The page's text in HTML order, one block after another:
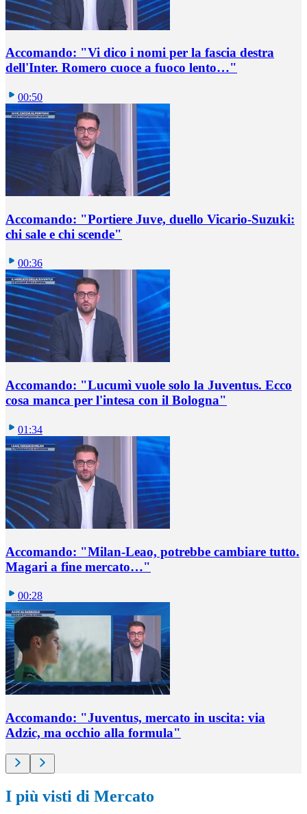
Accomando: "Vi dico i nomi per la fascia destra
dell'Inter. Romero cuoce a fuoco lento…"
00:50
Accomando: "Portiere Juve, duello Vicario-Suzuki:
chi sale e chi scende"
00:36
Accomando: "Lucumì vuole solo la Juventus. Ecco
cosa manca per l'intesa con il Bologna"
01:34
Accomando: "Milan-Leao, potrebbe cambiare tutto.
Magari a fine mercato…"
00:28
Accomando: "Juventus, mercato in uscita: via
Adzic, ma occhio alla formula"
I più visti di Mercato